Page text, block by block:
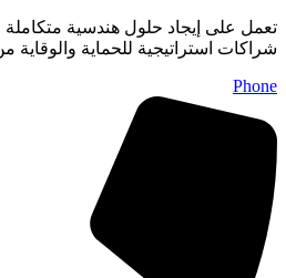
تعمل على إيجاد حلول هندسية
شراكات استراتيجية للحماية والوقاية
Phone